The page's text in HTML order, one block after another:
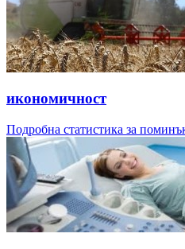
икономичност
Подробна статистика за